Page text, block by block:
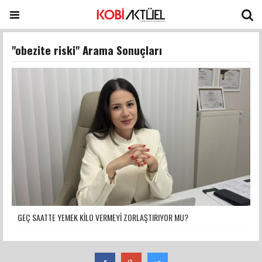
"obezite riski" Arama Sonuçları
GEÇ SAATTE YEMEK KİLO VERMEYİ ZORLAŞTIRIYOR MU?